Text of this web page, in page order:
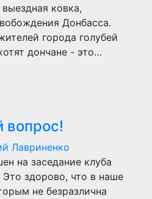
ковка,
Донбасса.
города голубей
дончане - это…
вопрос!
Лавриненко
на заседание клуба
здорово, что в наше
не безразлична